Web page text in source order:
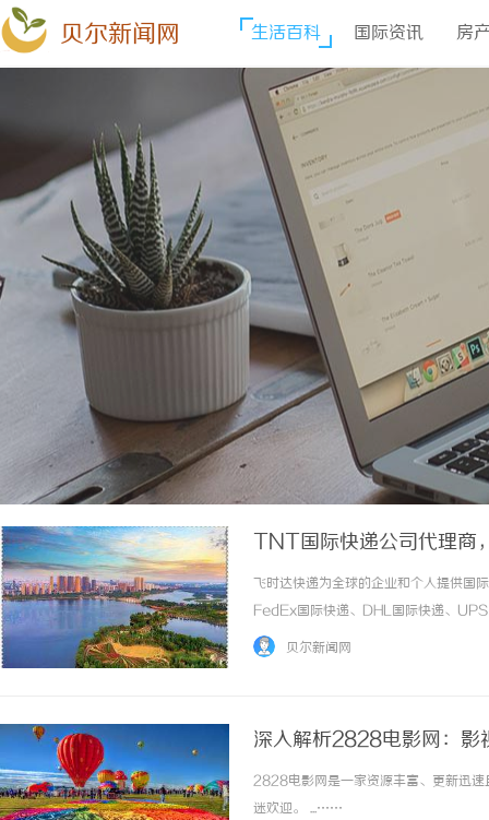
贝尔新闻网 生活百科 国际资讯 房
TNT国际快递公司代理
价格,TNT快递价格,TNT
飞时达快递为全球的企业和个人提供国
FedEx国际快递、DHL国际快递、
务。TNT重货价格只做参考，运费低于
贝尔新闻网
深入解析2828电影网：影
2828电影网是一家资源丰富、更新迅速
迷欢迎。 ...……